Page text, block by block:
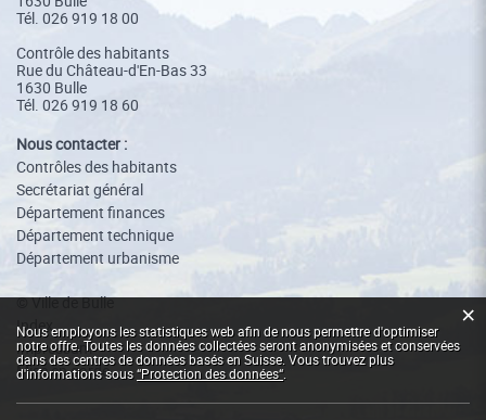
Tél. 026 919 18 00
Contrôle des habitants
Rue du Château-d'En-Bas 33
1630 Bulle
Tél. 026 919 18 60
Nous contacter :
Contrôles des habitants
Secrétariat général
Département finances
Département technique
Département urbanisme
© Ville de Bulle
Index
Impressum
Mise en garde
Statistiques web
Nous employons les statistiques web afin de nous permettre d'optimiser
notre offre. Toutes les données collectées seront anonymisées et conservées
dans des centres de données basés en Suisse. Vous trouvez plus
d'informations sous“Protection des données“.
×